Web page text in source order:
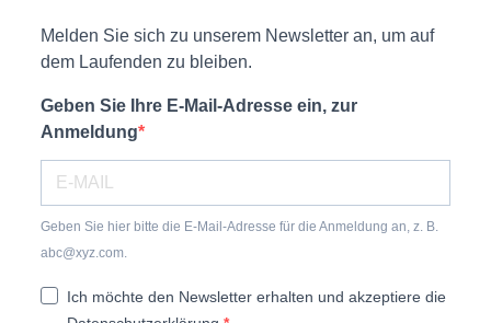
Melden Sie sich zu unserem Newsletter an, um auf
dem Laufenden zu bleiben.
Geben Sie Ihre E-Mail-Adresse ein, zur
Anmeldung
Geben Sie hier bitte die E-Mail-Adresse für die Anmeldung an, z. B.
abc@xyz.com.
Ich möchte den Newsletter erhalten und akzeptiere die